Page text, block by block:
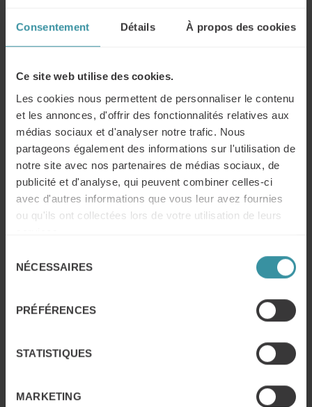
Consentement Détails À propos des cookies
Ce site web utilise des cookies.
Les cookies nous permettent de personnaliser le contenu
et les annonces, d'offrir des fonctionnalités relatives aux
médias sociaux et d'analyser notre trafic. Nous
partageons également des informations sur l'utilisation de
notre site avec nos partenaires de médias sociaux, de
publicité et d'analyse, qui peuvent combiner celles-ci
avec d'autres informations que vous leur avez fournies
ou qu'ils ont collectées lors de votre utilisation de leurs
NÉCESSAIRES
PRÉFÉRENCES
STATISTIQUES
MARKETING
Un Dispositif Flexible et Efficace
Apprentissage alternatif et adapté
Le dispositif combine parcours online, tâches tutorées et
classes virtuelles. Cela permet un rythme d’apprentissage
compatible avec les contraintes professionnelles. Les
retours des participants sont très positifs.
Des témoignages encourageants
personnel. »
« Multitude de conseils transmis. »
« Françoise a su comprendre nos attentes et besoins.